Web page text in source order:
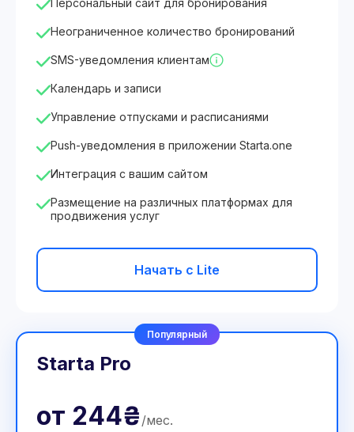
Персональный сайт для бронирования
Неограниченное количество бронирований
SMS-уведомления клиентам
Календарь и записи
Управление отпусками и расписаниями
Push-уведомления в приложении Starta.one
Интеграция с вашим сайтом
Размещение на различных платформах для
продвижения услуг
Начать с Lite
Популярный
Starta Pro
от 244₴ /мес.